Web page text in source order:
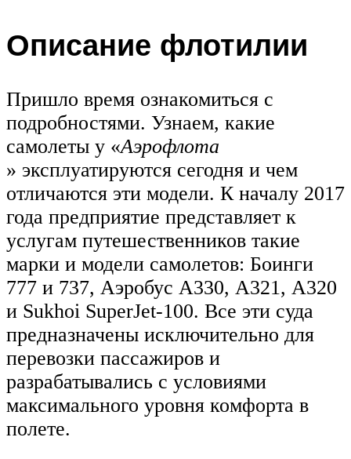
Описание флотилии
Пришло время ознакомиться с
подробностями. Узнаем, какие
самолеты у «Аэрофлота
» эксплуатируются сегодня и чем
отличаются эти модели. К началу 2017
года предприятие представляет к
услугам путешественников такие
марки и модели самолетов: Боинги
777 и 737, Аэробус А330, А321, А320
и Sukhoi SuperJet-100. Все эти суда
предназначены исключительно для
перевозки пассажиров и
разрабатывались с условиями
максимального уровня комфорта в
полете.